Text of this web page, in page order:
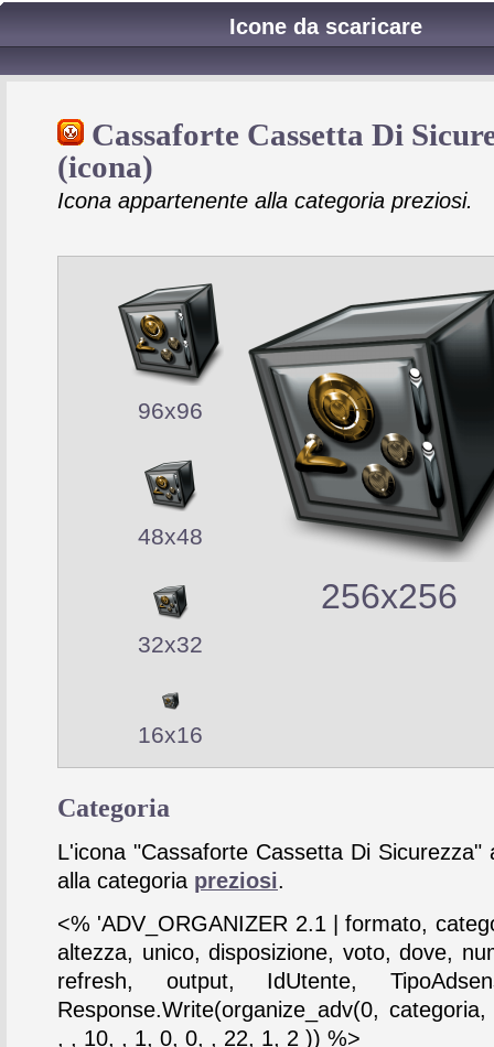
Icone da scaricare
Cassaforte Cassetta Di
(icona)
Icona appartenente alla categoria preziosi.
96x96
48x48
32x32
16x16
256x256
Categoria
L'icona "Cassaforte Cassetta Di Sicurezza"
alla categoria preziosi.
<% 'ADV_ORGANIZER 2.1 | formato,
altezza, unico, disposizione, voto, dove,
refresh, output, IdUtente,
Response.Write(organize_adv(0,
, , 10, , 1, 0, 0, , 22, 1, 2 )) %>